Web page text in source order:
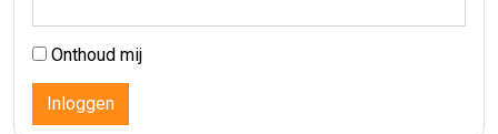
Onthoud mij